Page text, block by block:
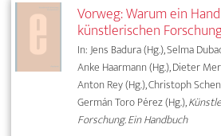
Vorweg: Warum ein
künstlerischen
In: Jens Badura (Hg.), Selma
Anke Haarmann (Hg.), Dieter
Anton Rey (Hg.), Christoph
Germán Toro Pérez (Hg.),
Forschung. Ein Handbuch